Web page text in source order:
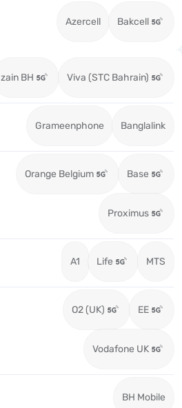
Azercell Bakcell
zain BH Viva (STC Bahrain)
Grameenphone Banglalink
Orange Belgium Base
Proximus
A1 Life MTS
O2 (UK) EE
Vodafone UK
BH Mobile